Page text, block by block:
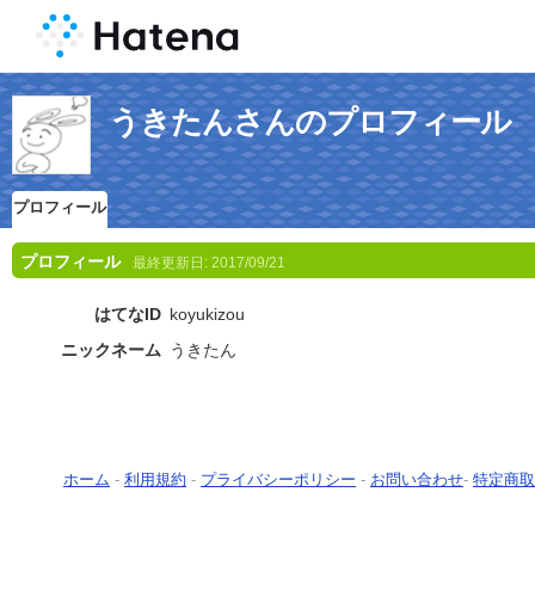
うきたんさんのプロフィール
プロフィール
プロフィール 最終更新日: 2017/09/21
はてなID koyukizou
ニックネーム うきたん
ホーム - 利用規約 - プライバシーポリシー - お問い合わせ- 特定商